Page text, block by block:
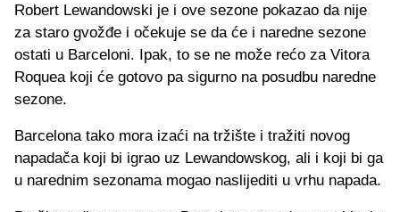
Robert Lewandowski je i ove sezone pokazao da nije
za staro gvožđe i očekuje se da će i naredne sezone
ostati u Barceloni. Ipak, to se ne može rećo za Vitora
Roquea koji će gotovo pa sigurno na posudbu naredne
sezone.
Barcelona tako mora izaći na tržište i tražiti novog
napadača koji bi igrao uz Lewandowskog, ali i koji bi ga
u narednim sezonama mogao naslijediti u vrhu napada.